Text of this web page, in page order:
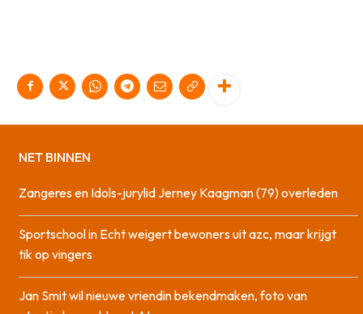
NET BINNEN
Zangeres en Idols-jurylid Jerney Kaagman (79) overleden
Sportschool in Echt weigert bewoners uit azc, maar krijgt
tik op vingers
Jan Smit wil nieuwe vriendin bekendmaken, foto van